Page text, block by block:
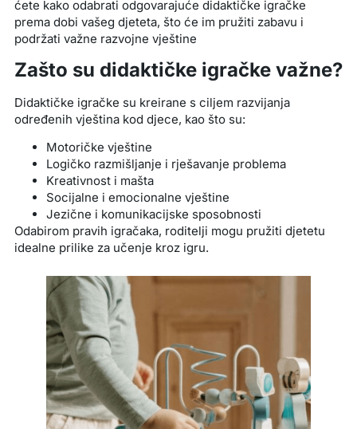
ćete kako odabrati odgovarajuće didaktičke igračke
prema dobi vašeg djeteta, što će im pružiti zabavu i
podržati važne razvojne vještine
Zašto su didaktičke igračke važne?
Didaktičke igračke su kreirane s ciljem razvijanja
određenih vještina kod djece, kao što su:
Motoričke vještine
Logičko razmišljanje i rješavanje problema
Kreativnost i mašta
Socijalne i emocionalne vještine
Jezične i komunikacijske sposobnosti
Odabirom pravih igračaka, roditelji mogu pružiti djetetu
idealne prilike za učenje kroz igru.